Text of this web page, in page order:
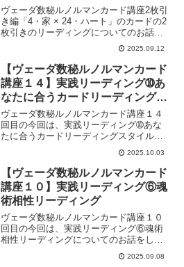
す、心ほぐれる日常～
ヴェーダ数秘ルノルマンカード講座2枚引
き編「4・家 × 24・ハート」のカードの2
枚引きのリーディングについてのお話を
2025.09.12
【ヴェーダ数秘ルノルマンカード
講座１４】実践リーディング➉あ
なたに合うカードリーディングス
タイル診断
ヴェーダ数秘ルノルマンカード講座１４
回目の今回は、実践リーディング➉あな
たに合うカードリーディングスタイル診
断についてのお話をしていきます。2025.10.03
【ヴェーダ数秘ルノルマンカード
講座１０】実践リーディング⑥魂
術相性リーディング
ヴェーダ数秘ルノルマンカード講座１０
回目の今回は、実践リーディング⑥魂術
相性リーディングについてのお話をして
2025.09.08